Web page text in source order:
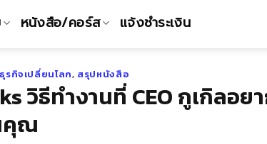
หนังสือ/คอร์ส แจ้งชำระเงิน
รกิจเปลี่ยนโลก, สรุปหนังสือ
วิธีทำงานที่ CEO กูเกิลอย
คุณ